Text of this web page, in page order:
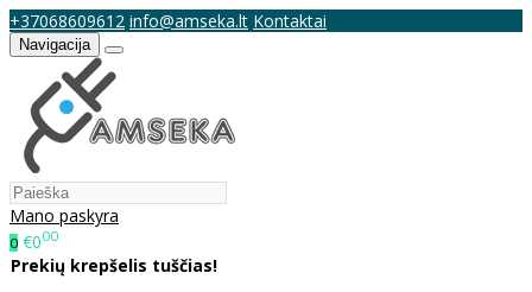
+37068609612 info@amseka.lt Kontaktai
Navigacija
Mano paskyra
0 €000
Prekių krepšelis tuščias!